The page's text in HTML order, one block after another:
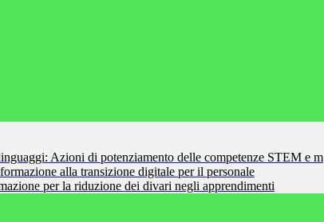
Azioni di potenziamento delle competenze STEM e m
alla transizione digitale per il personale
per la riduzione dei divari negli apprendimenti